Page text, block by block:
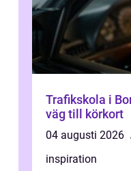
Trafikskola i
väg till körkort
04 augusti 2026
inspiration